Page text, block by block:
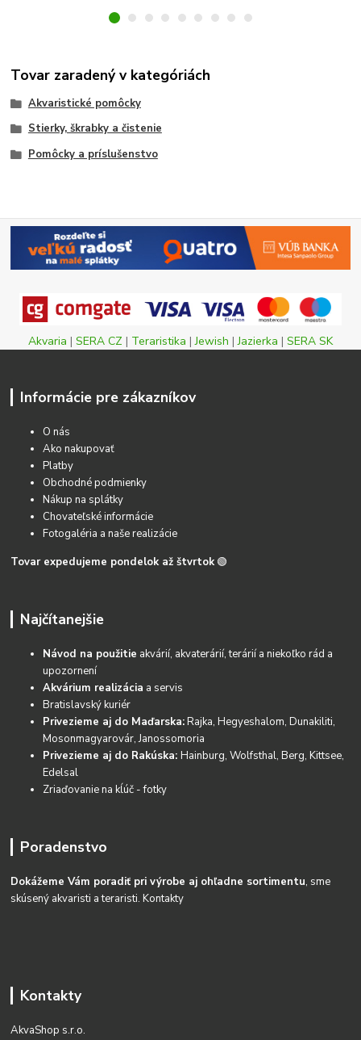
Tovar zaradený v kategóriách
Akvaristické pomôcky
Stierky, škrabky a čistenie
Pomôcky a príslušenstvo
Akvaria | SERA CZ | Teraristika |Jewish |Jazierka | SERA SK
Informácie pre zákazníkov
O nás
Ako nakupovať
Platby
Obchodné podmienky
Nákup na splátky
Chovateľské informácie
Fotogaléria a naše realizácie
Tovar expedujeme pondelok až štvrtok 🟢
Najčítanejšie
Návod na použitie akvárií, akvaterárií, terárií a niekoľko rád a
upozornení
Akvárium realizácia a servis
Bratislavský kuriér
Privezieme aj do Maďarska:Rajka, Hegyeshalom, Dunakiliti,
Mosonmagyarovár, Janossomoria
Privezieme aj do Rakúska:Hainburg, Wolfsthal, Berg, Kittsee,
Edelsal
Zriaďovanie na kĺúč - fotky
Poradenstvo
Dokážeme Vám poradiť pri výrobe aj ohľadne sortimentu, sme
skúsený akvaristi a teraristi.Kontakty
Kontakty
AkvaShop s.r.o.